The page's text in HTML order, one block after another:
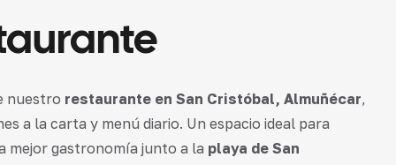
nuestro restaurante en San Cristóbal, Almuñécar,
a la carta y menú diario. Un espacio ideal para
mejor gastronomía junto a la playa de San